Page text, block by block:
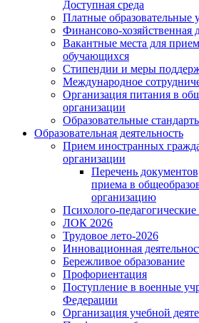
Доступная среда
Платные образовательные
Финансово-хозяйственная
Вакантные места для
обучающихся
Стипендии и меры
Международное
Организация питания в
организации
Образовательные
Образовательная деятельность
Прием иностранных
организации
Перечень
приема в
организацию
Психолого-
ЛОК 2026
Трудовое лето-2026
Инновационная
Бережливое образование
Профориентация
Поступление в военные
Федерации
Организация учебной